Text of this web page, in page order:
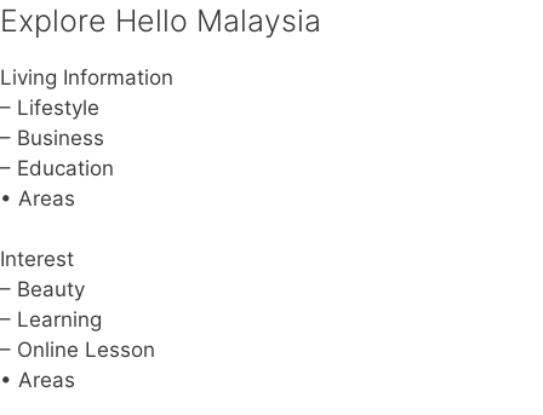
Explore Hello Malaysia
Living Information
– Lifestyle
– Business
– Education
• Areas
Interest
– Beauty
– Learning
– Online Lesson
• Areas